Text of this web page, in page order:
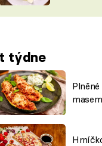
týdne
masem